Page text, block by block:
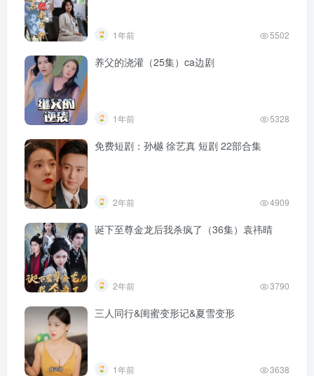
1年前 5502
养父的浇灌（25集）ca边剧
1年前 5328
免费短剧：孙樾 徐艺真 短剧 22部合集
2年前 4909
诞下至尊金龙后我杀疯了（36集）袁祎晴
2年前 3790
三人同行&闺蜜变形记&夏雪变形
1年前 3638